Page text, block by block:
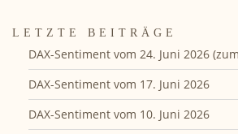
LETZTE BEITRÄGE
DAX-Sentiment vom 24. Juni 2026
DAX-Sentiment vom 17. Juni 2026
DAX-Sentiment vom 10. Juni 2026